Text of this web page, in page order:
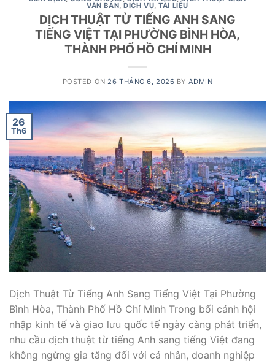
VĂN BẢN ,DỊCH VỤ ,TÀI LIỆU
DỊCH THUẬT TỪ TIẾNG ANH SANG
TIẾNG VIỆT TẠI PHƯỜNG BÌNH HÒA,
THÀNH PHỐ HỒ CHÍ MINH
POSTED ON26 THÁNG 6, 2026 BY ADMIN
26
Th6
Dịch Thuật Từ Tiếng Anh Sang Tiếng Việt Tại Phường
Bình Hòa, Thành Phố Hồ Chí Minh Trong bối cảnh hội
nhập kinh tế và giao lưu quốc tế ngày càng phát triển,
nhu cầu dịch thuật từ tiếng Anh sang tiếng Việt đang
không ngừng gia tăng đối với cá nhân, doanh nghiệp